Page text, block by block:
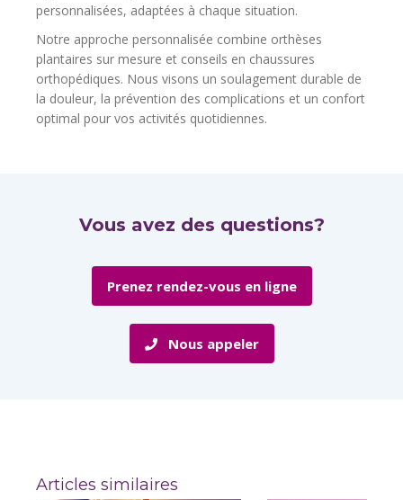
personnalisées, adaptées à chaque situation.
Notre approche personnalisée combine orthèses
plantaires sur mesure et conseils en chaussures
orthopédiques. Nous visons un soulagement durable de
la douleur, la prévention des complications et un confort
optimal pour vos activités quotidiennes.
Vous avez des questions?
Prenez rendez-vous en ligne
Nous appeler
Articles similaires